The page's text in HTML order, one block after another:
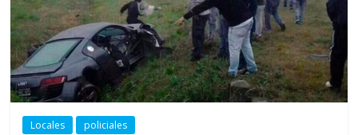
Locales policiales